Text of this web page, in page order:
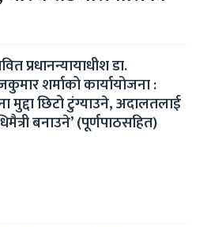
प्रधानन्यायाधीश डा.
शर्माको कार्यायोजना :
मुद्दा छिटो टुंग्याउने, अदालतलाई
बनाउने’ (पूर्णपाठसहित)